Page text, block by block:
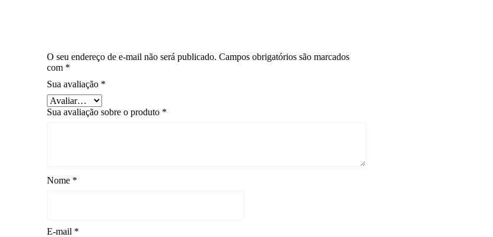
O seu endereço de e-mail não será publicado. Campos obrigatórios são marcados
com *
Sua avaliação *
Sua avaliação sobre o produto *
Nome *
E-mail *